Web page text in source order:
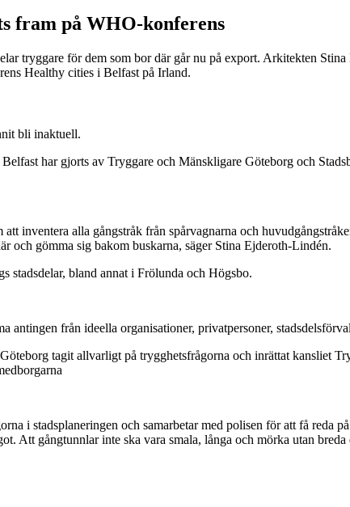
fram på WHO-konferens
tryggare för dem som bor där går nu på export. Arkitekten
Healthy cities i Belfast på Irland.
bli inaktuell.
har gjorts av Tryggare och Mänskligare Göteborg och
inventera alla gångstråk från spårvagnarna och
och gömma sig bakom buskarna, säger Stina Ejderoth-Lindén.
stadsdelar, bland annat i Frölunda och Högsbo.
antingen från ideella organisationer, privatpersoner,
tagit allvarligt på trygghetsfrågorna och inrättat kansliet
i stadsplaneringen och samarbetar med polisen för att få reda
Att gångtunnlar inte ska vara smala, långa och mörka utan